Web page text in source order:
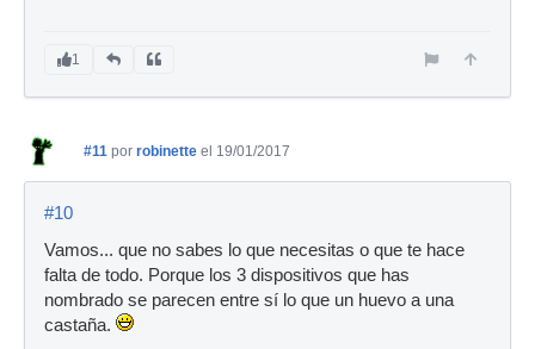
1
#11 por robinette el 19/01/2017
#10
Vamos... que no sabes lo que necesitas o que te hace
falta de todo. Porque los 3 dispositivos que has
nombrado se parecen entre sí lo que un huevo a una
castaña.